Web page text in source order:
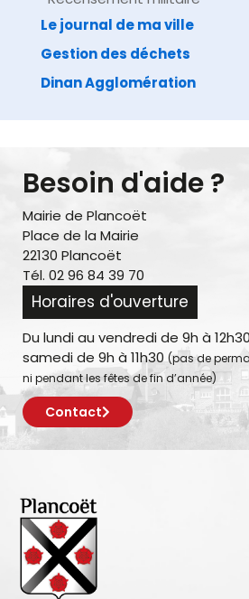
Le journal de ma ville
Gestion des déchets
Dinan Agglomération
Besoin d'aide ?
Mairie de Plancoët
Place de la Mairie
22130 Plancoët
Tél. 02 96 84 39 70
Horaires d'ouverture
Du lundi au vendredi de 9h à
samedi de 9h à 11h30 (pas de
ni pendant les fêtes de fin d’année)
Contact